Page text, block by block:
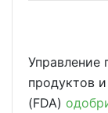
Управление
продуктов
(FDA)